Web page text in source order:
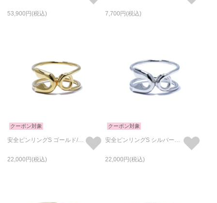
53,900 7,700
クーポン対象
安全ピンリングS ゴールド/指輪
22,000
クーポン対象
安全ピンリングS シルバー（鏡面仕上）/指輪
22,000